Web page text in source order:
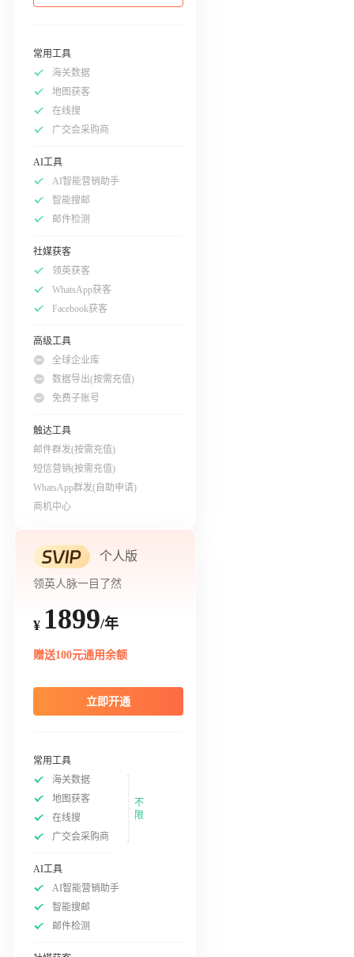
常用工具
海关数据
地图获客
在线搜
广交会采购商
AI工具
AI智能营销助手
智能搜邮
邮件检测
社媒获客
领英获客
WhatsApp获客
Facebook获客
高级工具
全球企业库
数据导出(按需充值)
免费子账号
触达工具
邮件群发(按需充值)
短信营销(按需充值)
WhatsApp群发(自助申请)
商机中心
个人版
领英人脉一目了然
¥ 1899/年
赠送100元通用余额
立即开通
常用工具
海关数据
地图获客
在线搜
广交会采购商
不
限
AI工具
AI智能营销助手
智能搜邮
邮件检测